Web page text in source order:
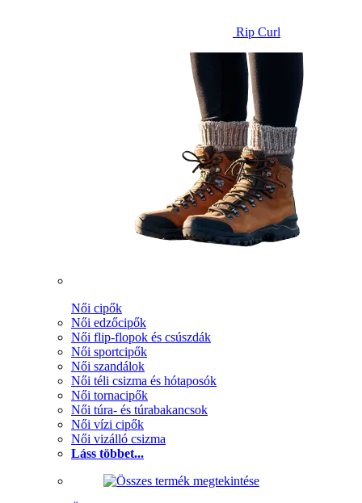
Rip Curl
Női cipők
Női edzőcipők
Női flip-flopok és csúszdák
Női sportcipők
Női szandálok
Női téli csizma és hótaposók
Női tornacipők
Női túra- és túrabakancsok
Női vízi cipők
Női vizálló csizma
Láss többet...